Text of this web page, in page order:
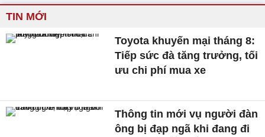
TIN MỚI
Toyota khuyến mại tháng 8:
Tiếp sức đà tăng trưởng, tối
ưu chi phí mua xe
Thông tin mới vụ người đàn
ông bị đạp ngã khi đang đi